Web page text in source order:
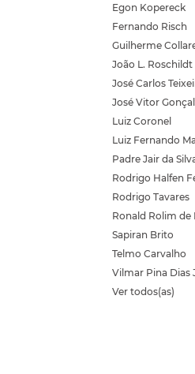
Egon Kopereck
Fernando Risch
Guilherme
João L. Roschildt
José Carlos
José Vitor
Luiz Coronel
Luiz Fernando
Padre Jair da
Rodrigo Halfen
Rodrigo Tavares
Ronald Rolim de
Sapiran Brito
Telmo Carvalho
Vilmar Pina Dias
Ver todos(as)